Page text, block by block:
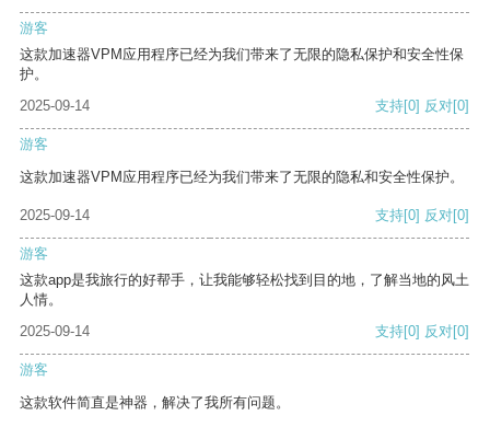
游客
这款加速器VPM应用程序已经为我们带来了无限的隐私保护和安全性保
护。
2025-09-14
支持[0] 反对[0]
游客
这款加速器VPM应用程序已经为我们带来了无限的隐私和安全性保护。
2025-09-14 支持[0] 反对[0]
游客
这款app是我旅行的好帮手，让我能够轻松找到目的地，了解当地的风土
人情。
2025-09-14
支持[0] 反对[0]
游客
这款软件简直是神器，解决了我所有问题。